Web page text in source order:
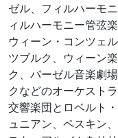
ゼル、フィルハーモ
ィルハーモニー管弦
ウィーン・コンツェ
ツブルク、ウィーン
ク、バーゼル音楽劇
クなどのオーケスト
交響楽団とロベルト
ュニアン、ペスキン